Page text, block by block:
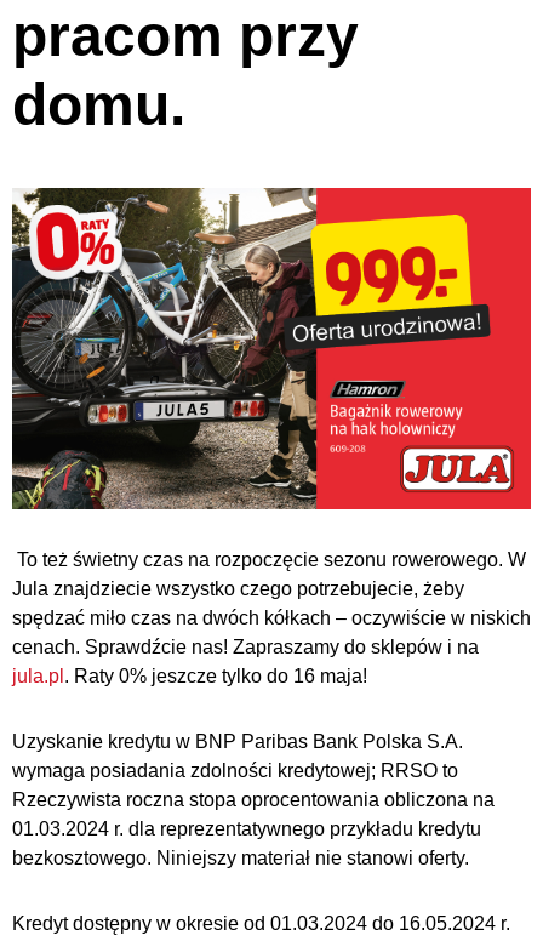
pracom przy
domu.
To też świetny czas na rozpoczęcie sezonu rowerowego. W
Jula znajdziecie wszystko czego potrzebujecie, żeby
spędzać miło czas na dwóch kółkach – oczywiście w niskich
cenach. Sprawdźcie nas! Zapraszamy do sklepów i na
jula.pl . Raty 0% jeszcze tylko do 16 maja!
Uzyskanie kredytu w BNP Paribas Bank Polska S.A.
wymaga posiadania zdolności kredytowej; RRSO to
Rzeczywista roczna stopa oprocentowania obliczona na
01.03.2024 r. dla reprezentatywnego przykładu kredytu
bezkosztowego. Niniejszy materiał nie stanowi oferty.
Kredyt dostępny w okresie od 01.03.2024 do 16.05.2024 r.